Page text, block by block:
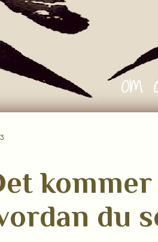
kommer
du